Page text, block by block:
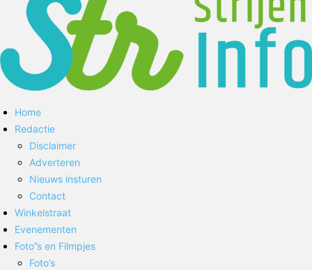
Home
Redactie
Disclaimer
Adverteren
Nieuws insturen
Contact
Winkelstraat
Evenementen
Foto”s en Filmpjes
Foto’s